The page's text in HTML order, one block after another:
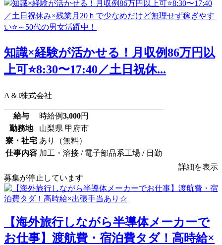
知識×経験が活かせる！月収例86万円以
上可⭐8:30〜17:40／土日祝休...
A＆I株式会社
給与 時給例3,000円
勤務地
山梨県 甲府市
寮・社宅 あり（無料）
仕事内容 加工・溶接 / 電子部品系工場 / 日勤
詳細を表示
募集が停止しています
【海外旅行しながら半導体メーカーで
お仕事】渡航費・宿泊費タダ！高時給×